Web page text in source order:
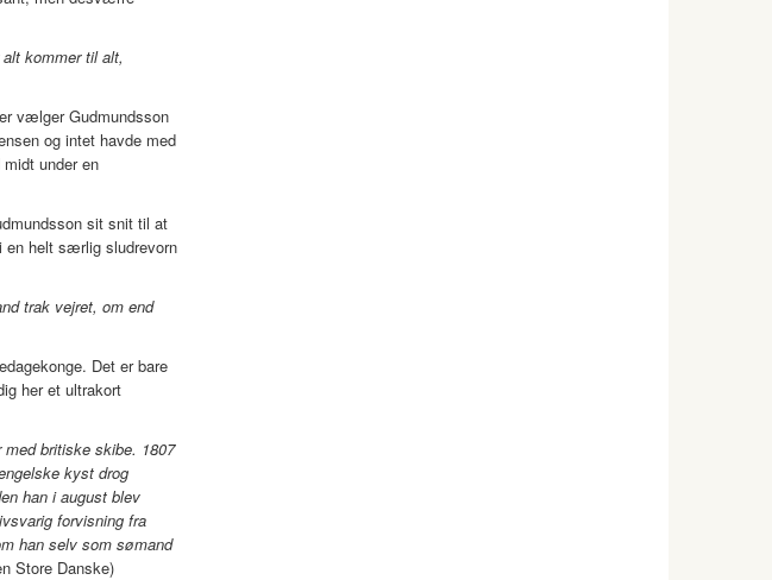
kommer til alt,
vælger Gudmundsson
og intet havde med
under en
sit snit til at
en helt særlig sludrevorn
trak vejret, om end
Det er bare
her et ultrakort
britiske skibe. 1807
kyst drog
han i august blev
forvisning fra
han selv som sømand
Store Danske)